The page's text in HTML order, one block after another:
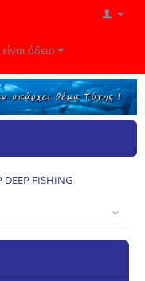
άδειο
FISHING